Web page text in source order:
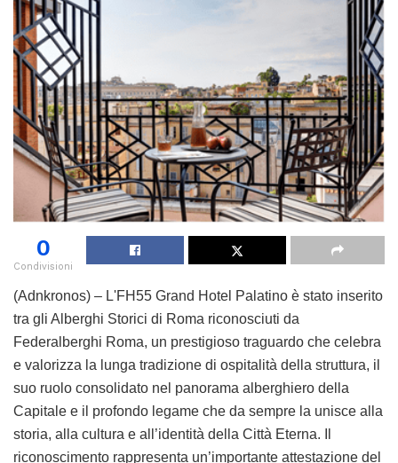
0
Condivisioni
(Adnkronos) – L'FH55 Grand Hotel Palatino è stato inserito
tra gli Alberghi Storici di Roma riconosciuti da
Federalberghi Roma, un prestigioso traguardo che celebra
e valorizza la lunga tradizione di ospitalità della struttura, il
suo ruolo consolidato nel panorama alberghiero della
Capitale e il profondo legame che da sempre la unisce alla
storia, alla cultura e all’identità della Città Eterna. Il
riconoscimento rappresenta un’importante attestazione del